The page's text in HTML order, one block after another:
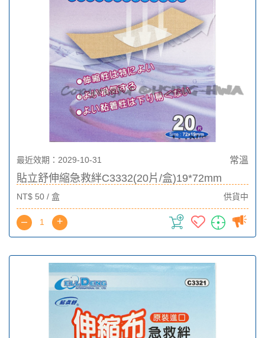
最近效期：2029-10-31 常溫
貼立舒伸縮急救絆C3332(20片/盒)19*72mm
NT$ 50 / 盒 供貨中
– +